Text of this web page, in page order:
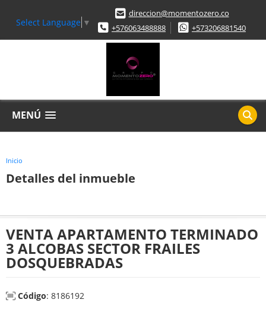
Select Language ▼
direccion@momentozero.co
+576063488888
+573206881540
MENÚ
Inicio
Detalles del inmueble
VENTA APARTAMENTO TERMINADO
3 ALCOBAS SECTOR FRAILES
DOSQUEBRADAS
Código: 8186192